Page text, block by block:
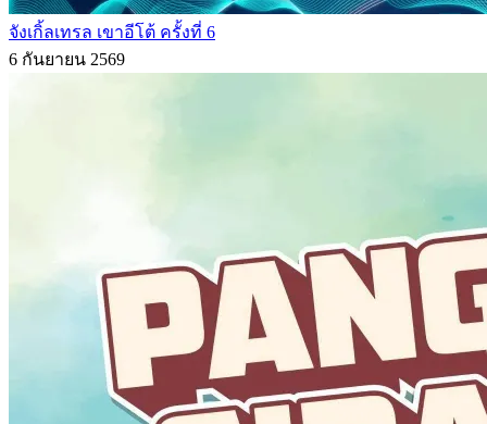
จังเกิ้ลเทรล เขาอีโต้ ครั้งที่ 6
6 กันยายน 2569